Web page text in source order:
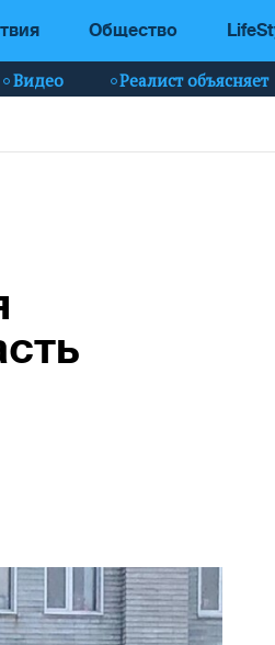
Общество
Видео Реалист объясняет